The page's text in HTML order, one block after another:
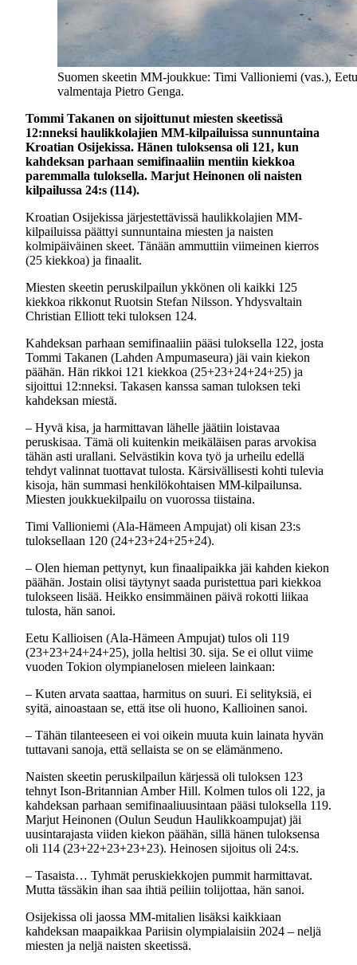
Suomen skeetin MM-joukkue: Timi Vallioniemi (vas.),
valmentaja Pietro Genga.
Tommi Takanen on sijoittunut miesten skeetissä
12:nneksi haulikkolajien MM-kilpailuissa sunnuntaina
Kroatian Osijekissa. Hänen tuloksensa oli 121, kun
kahdeksan parhaan semifinaaliin mentiin kiekkoa
paremmalla tuloksella. Marjut Heinonen oli naisten
kilpailussa 24:s (114).
Kroatian Osijekissa järjestettävissä haulikkolajien MM-
kilpailuissa päättyi sunnuntaina miesten ja naisten
kolmipäiväinen skeet. Tänään ammuttiin viimeinen kierros
(25 kiekkoa) ja finaalit.
Miesten skeetin peruskilpailun ykkönen oli kaikki 125
kiekkoa rikkonut Ruotsin Stefan Nilsson. Yhdysvaltain
Christian Elliott teki tuloksen 124.
Kahdeksan parhaan semifinaaliin pääsi tuloksella 122, josta
Tommi Takanen (Lahden Ampumaseura) jäi vain kiekon
päähän. Hän rikkoi 121 kiekkoa (25+23+24+24+25) ja
sijoittui 12:nneksi. Takasen kanssa saman tuloksen teki
kahdeksan miestä.
– Hyvä kisa, ja harmittavan lähelle jäätiin loistavaa
peruskisaa. Tämä oli kuitenkin meikäläisen paras arvokisa
tähän asti urallani. Selvästikin kova työ ja urheilu edellä
tehdyt valinnat tuottavat tulosta. Kärsivällisesti kohti tulevia
kisoja, hän summasi henkilökohtaisen MM-kilpailunsa.
Miesten joukkuekilpailu on vuorossa tiistaina.
Timi Vallioniemi (Ala-Hämeen Ampujat) oli kisan 23:s
tuloksellaan 120 (24+23+24+25+24).
– Olen hieman pettynyt, kun finaalipaikka jäi kahden kiekon
päähän. Jostain olisi täytynyt saada puristettua pari kiekkoa
tulokseen lisää. Heikko ensimmäinen päivä rokotti liikaa
tulosta, hän sanoi.
Eetu Kallioisen (Ala-Hämeen Ampujat) tulos oli 119
(23+23+24+24+25), jolla heltisi 30. sija. Se ei ollut viime
vuoden Tokion olympianelosen mieleen lainkaan:
– Kuten arvata saattaa, harmitus on suuri. Ei selityksiä, ei
syitä, ainoastaan se, että itse oli huono, Kallioinen sanoi.
– Tähän tilanteeseen ei voi oikein muuta kuin lainata hyvän
tuttavani sanoja, että sellaista se on se elämänmeno.
Naisten skeetin peruskilpailun kärjessä oli tuloksen 123
tehnyt Ison-Britannian Amber Hill. Kolmen tulos oli 122, ja
kahdeksan parhaan semifinaaliuusintaan pääsi tuloksella 119.
Marjut Heinonen (Oulun Seudun Haulikkoampujat) jäi
uusintarajasta viiden kiekon päähän, sillä hänen tuloksensa
oli 114 (23+22+23+23+23). Heinosen sijoitus oli 24:s.
– Tasaista… Tyhmät peruskiekkojen pummit harmittavat.
Mutta tässäkin ihan saa ihtiä peiliin tolijottaa, hän sanoi.
Osijekissa oli jaossa MM-mitalien lisäksi kaikkiaan
kahdeksan maapaikkaa Pariisin olympialaisiin 2024 – neljä
miesten ja neljä naisten skeetissä.